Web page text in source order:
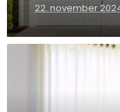
22. november